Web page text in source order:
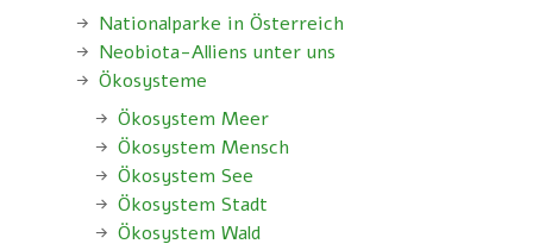
Nationalparke in Österreich
Neobiota-Alliens unter uns
Ökosysteme
Ökosystem Meer
Ökosystem Mensch
Ökosystem See
Ökosystem Stadt
Ökosystem Wald